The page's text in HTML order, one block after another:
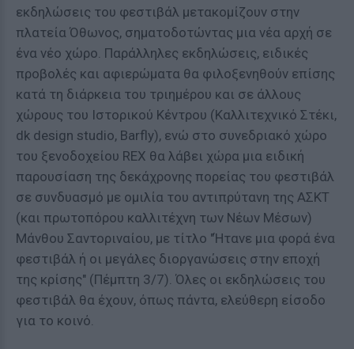
εκδηλώσεις του φεστιβάλ μετακομίζουν στην
πλατεία Όθωνος, σηματοδοτώντας μια νέα αρχή σε
ένα νέο χώρο. Παράλληλες εκδηλώσεις, ειδικές
προβολές και αφιερώματα θα φιλοξενηθούν επίσης
κατά τη διάρκεια του τριημέρου και σε άλλους
χώρους του Ιστορικού Κέντρου (Καλλιτεχνικό Στέκι,
dk design studio, Barfly), ενώ στο συνεδριακό χώρο
του ξενοδοχείου REX θα λάβει χώρα μια ειδική
παρουσίαση της δεκάχρονης πορείας του φεστιβάλ
σε συνδυασμό με ομιλία του αντιπρύτανη της ΑΣΚΤ
(και πρωτοπόρου καλλιτέχνη των Νέων Μέσων)
Μάνθου Σαντοριναίου, με τίτλο "Ήτανε μια φορά ένα
φεστιβάλ ή οι μεγάλες διοργανώσεις στην εποχή
της κρίσης" (Πέμπτη 3/7). Όλες οι εκδηλώσεις του
φεστιβάλ θα έχουν, όπως πάντα, ελεύθερη είσοδο
για το κοινό.